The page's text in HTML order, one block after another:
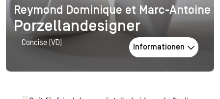
Reymond Dominique et
Reymond Dominique et Marc-Antoine
Porzellandesigner
Concise (VD)
Informationen